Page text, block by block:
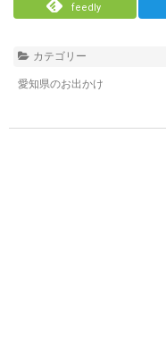
feedly
カテゴリー
愛知県のお出かけ